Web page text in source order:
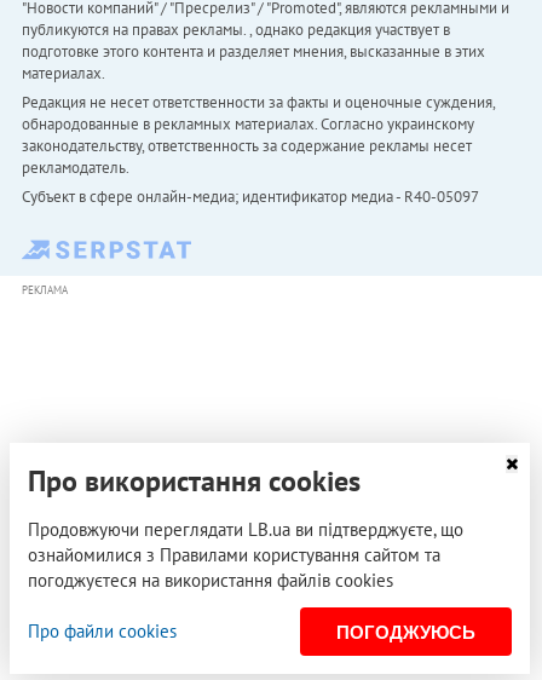
"Новости компаний" / "Пресрелиз" / "Promoted", являются рекламными и
публикуются на правах рекламы. , однако редакция участвует в
подготовке этого контента и разделяет мнения, высказанные в этих
материалах.
Редакция не несет ответственности за факты и оценочные суждения,
обнародованные в рекламных материалах. Согласно украинскому
законодательству, ответственность за содержание рекламы несет
рекламодатель.
Субъект в сфере онлайн-медиа; идентификатор медиа - R40-05097
РЕКЛАМА
Про використання cookies
Продовжуючи переглядати LB.ua ви підтверджуєте, що
ознайомилися з Правилами користування сайтом та
погоджуєтеся на використання файлів cookies
Про файли cookies ПОГОДЖУЮСЬ